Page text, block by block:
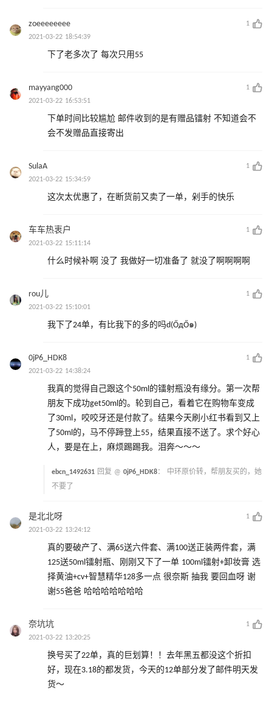
zoeeeeeeee
1
2021-03-22 18:54:39
下了老多次了 每次只用55
mayyang000
1
2021-03-22 16:53:51
下单时间比较尴尬 邮件收到的是有赠品镭射 不知道会不
会不发赠品直接寄出
SulaA
1
2021-03-22 15:34:59
这次太优惠了，在断货前又卖了一单，剁手的快乐
车车热衷户
1
2021-03-22 15:11:14
什么时候补啊 没了 我做好一切准备了 就没了啊啊啊啊
rou儿
1
2021-03-22 15:10:01
我下了24单，有比我下的多的吗d(ŐдŐ๑)
0jP6_HDK8
1
2021-03-22 14:38:24
我真的觉得自己跟这个50ml的镭射瓶没有缘分。第一次帮
朋友下成功get50ml的。轮到自己，看着它在购物车变成
了30ml，咬咬牙还是付款了。结果今天刷小红书看到又上
了50ml的，马不停蹄登上55，结果直接不送了。求个好心
人，要是在上，麻烦踢踢我。泪奔～～～
ebcn_1492631 回复 @ 0jP6_HDK8： 中环原价转，帮朋友买的，她
不要了
是北北呀
1
2021-03-22 13:24:12
真的要破产了、满65送六件套、满100送正装两件套，满
125送50ml镭射瓶、刚刚又下了一单 100ml镭射+卸妆膏 选
择黄油+cv+智慧精华128多一点 很奈斯 抽我 要回血呀 谢
谢55爸爸 哈哈哈哈哈哈哈
奈坑坑
1
2021-03-22 13:20:25
换号买了22单，真的巨划算！！去年黑五都没这个折扣
好，现在3.18的都发货，今天的12单部分发了邮件明天发
货～